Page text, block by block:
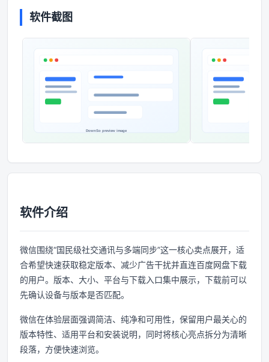
软件截图
软件介绍
微信围绕“国民级社交通讯与多端同步”这一核心卖点展开，适
合希望快速获取稳定版本、减少广告干扰并直连百度网盘下载
的用户。版本、大小、平台与下载入口集中展示，下载前可以
先确认设备与版本是否匹配。
微信在体验层面强调简洁、纯净和可用性，保留用户最关心的
版本特性、适用平台和安装说明，同时将核心亮点拆分为清晰
段落，方便快速浏览。